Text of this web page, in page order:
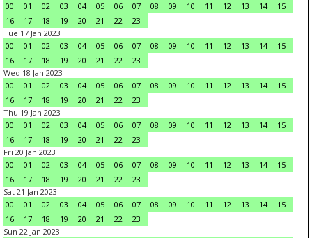
00
01 02 03 04 05 06 07 08 09 10 11 12 13 14
15
16
17 18 19 20 21 22
23
Tue 17 Jan 2023
00
01 02 03 04 05 06 07 08 09 10 11 12 13 14
15
16
17 18 19 20 21 22
23
Wed 18 Jan 2023
00
01 02 03 04 05 06 07 08 09 10 11 12 13 14
15
16
17 18 19 20 21 22
23
Thu 19 Jan 2023
00
01 02 03 04 05 06 07 08 09 10 11 12 13 14
15
16
17 18 19 20 21 22
23
Fri 20 Jan 2023
00
01 02 03 04 05 06 07 08 09 10 11 12 13 14
15
16
17 18 19 20 21 22
23
Sat 21 Jan 2023
00
01 02 03 04 05 06 07 08 09 10 11 12 13 14
15
16
17 18 19 20 21 22
23
Sun 22 Jan 2023